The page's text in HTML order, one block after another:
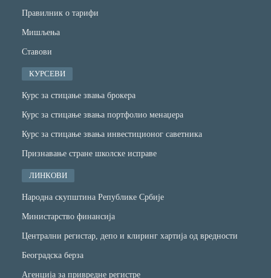
Правилник о тарифи
Мишљења
Ставови
КУРСЕВИ
Курс за стицање звања брокера
Курс за стицање звања портфолио менаџера
Курс за стицање звања инвестиционог саветника
Признавање стране школске исправе
ЛИНКОВИ
Народна скупштина Републике Србије
Министарство финансијa
Централни регистар, депо и клиринг хартија од вредности
Београдска берза
Агенција за привредне регистре